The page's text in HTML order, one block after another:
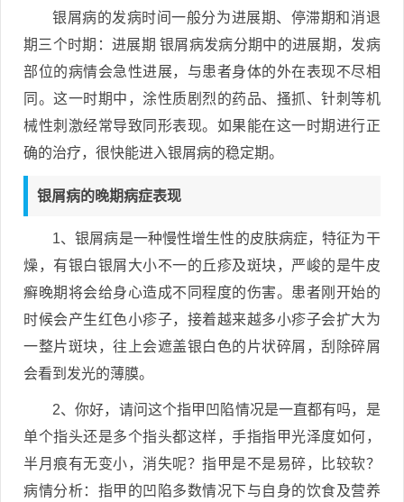
银屑病的发病时间一般分为进展期、停滞期和消退
期三个时期：进展期 银屑病发病分期中的进展期，发病
部位的病情会急性进展，与患者身体的外在表现不尽相
同。这一时期中，涂性质剧烈的药品、搔抓、针刺等机
械性刺激经常导致同形表现。如果能在这一时期进行正
确的治疗，很快能进入银屑病的稳定期。
银屑病的晚期病症表现
1、银屑病是一种慢性增生性的皮肤病症，特征为干
燥，有银白银屑大小不一的丘疹及斑块，严峻的是牛皮
癣晚期将会给身心造成不同程度的伤害。患者刚开始的
时候会产生红色小疹子，接着越来越多小疹子会扩大为
一整片斑块，往上会遮盖银白色的片状碎屑，刮除碎屑
会看到发光的薄膜。
2、你好，请问这个指甲凹陷情况是一直都有吗，是
单个指头还是多个指头都这样，手指指甲光泽度如何，
半月痕有无变小，消失呢？指甲是不是易碎，比较软？
病情分析：指甲的凹陷多数情况下与自身的饮食及营养